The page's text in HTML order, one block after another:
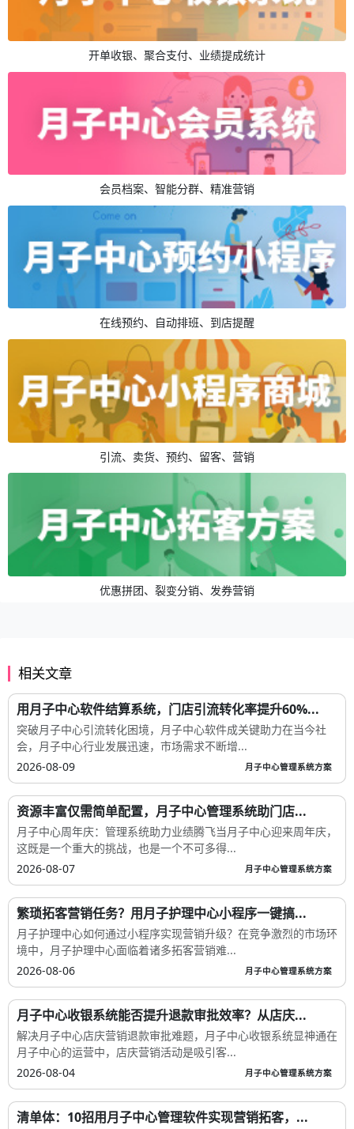
开单收银、聚合支付、业绩提成统计
会员档案、智能分群、精准营销
在线预约、自动排班、到店提醒
引流、卖货、预约、留客、营销
优惠拼团、裂变分销、发券营销
相关文章
用月子中心软件结算系统，门店引流转化率提升60%...
突破月子中心引流转化困境，月子中心软件成关键助力在当今社
会，月子中心行业发展迅速，市场需求不断增...
2026-08-09
月子中心管理系统方案
资源丰富仅需简单配置，月子中心管理系统助门店...
月子中心周年庆：管理系统助力业绩腾飞当月子中心迎来周年庆，
这既是一个重大的挑战，也是一个不可多得...
2026-08-07
月子中心管理系统方案
繁琐拓客营销任务？用月子护理中心小程序一键搞...
月子护理中心如何通过小程序实现营销升级？在竞争激烈的市场环
境中，月子护理中心面临着诸多拓客营销难...
2026-08-06
月子中心管理系统方案
月子中心收银系统能否提升退款审批效率？从店庆...
解决月子中心店庆营销退款审批难题，月子中心收银系统显神通在
月子中心的运营中，店庆营销活动是吸引客...
2026-08-04
月子中心管理系统方案
清单体：10招用月子中心管理软件实现营销拓客，...